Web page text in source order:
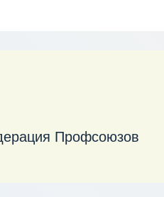
Профсоюзов